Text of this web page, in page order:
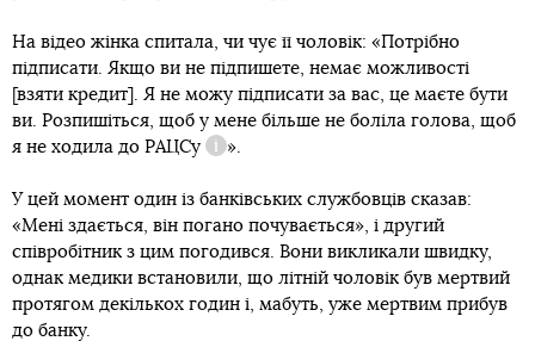
На відео жінка спитала, чи чує її чоловік: «Потрібно
підписати. Якщо ви не підпишете, немає можливості
[взяти кредит]. Я не можу підписати за вас, це маєте бути
ви. Розпишіться, щоб у мене більше не боліла голова, щоб
я не ходила до РАЦСу
Довідка
».
У цей момент один із банківських службовців сказав:
«Мені здається, він погано почувається», і другий
співробітник з цим погодився. Вони викликали швидку,
однак медики встановили, що літній чоловік був мертвий
протягом декількох годин і, мабуть, уже мертвим прибув
до банку.